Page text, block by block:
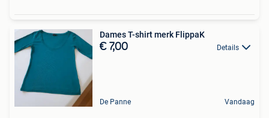
Dames T-shirt merk FlippaK
€ 7,00 Details
De Panne Vandaag